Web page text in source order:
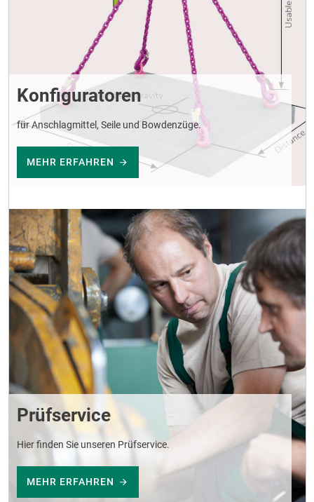
Konfiguratoren
für Anschlagmittel, Seile und Bowdenzüge.
MEHR ERFAHREN
Prüfservice
Hier finden Sie unseren Prüfservice.
MEHR ERFAHREN